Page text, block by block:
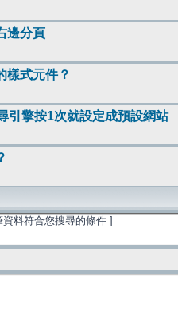
邊分頁
樣式元件？
引擎按1次就設定成預設網站
料符合您搜尋的條件 ]